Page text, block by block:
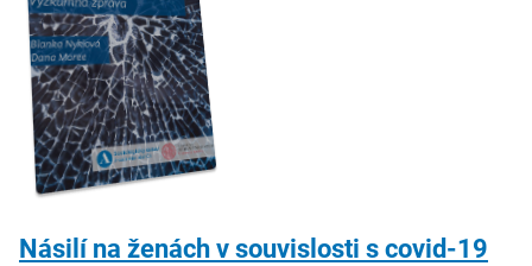
Násilí na ženách v souvislosti s covid-19